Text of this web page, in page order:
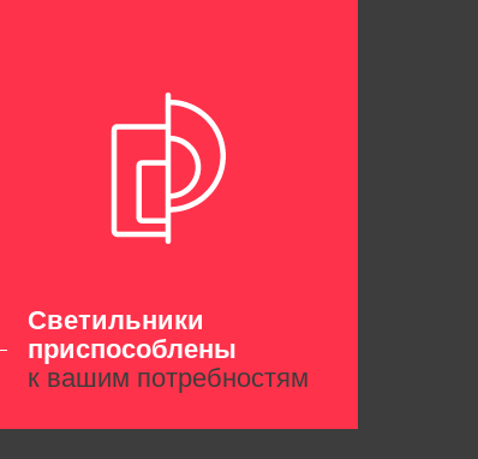
Светильники
приспособлены
к вашим потребностям